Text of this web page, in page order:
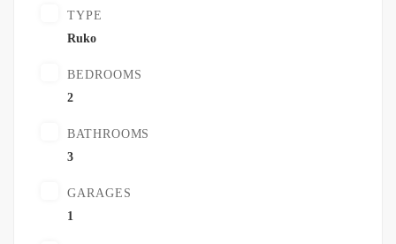
TYPE
Ruko
BEDROOMS
2
BATHROOMS
3
GARAGES
1